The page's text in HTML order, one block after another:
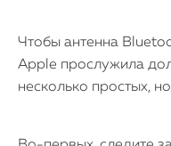
Чтобы антенна
Apple прослужила
несколько простых,